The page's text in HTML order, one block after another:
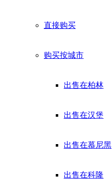
直接购买
购买按城市
出售在柏林
出售在汉堡
出售在慕尼黑
出售在科隆